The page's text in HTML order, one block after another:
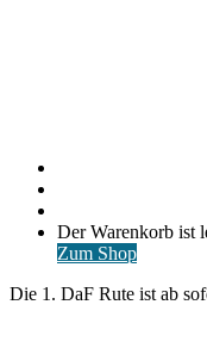
Warenkorb
ansehen
Der Warenkorb ist
Zum Shop
Die 1. DaF Rute ist ab